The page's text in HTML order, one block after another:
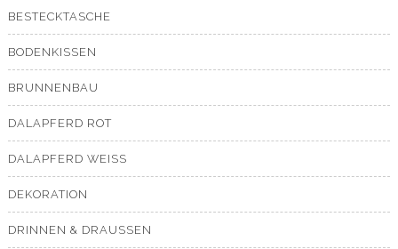
BESTECKTASCHE
BODENKISSEN
BRUNNENBAU
DALAPFERD ROT
DALAPFERD WEISS
DEKORATION
DRINNEN & DRAUSSEN